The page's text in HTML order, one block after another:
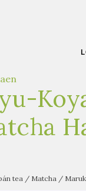
tea / Matcha /